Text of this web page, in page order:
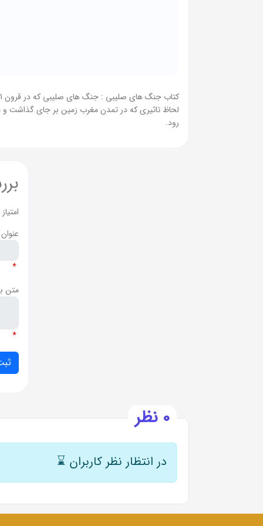
لحاظ تاثیری که در تمدن مغرب زمین بر جای گذاشت و
رود.
امتیاز
*
متن
*
0 نظر
در انتظار نظر کاربران ⌛